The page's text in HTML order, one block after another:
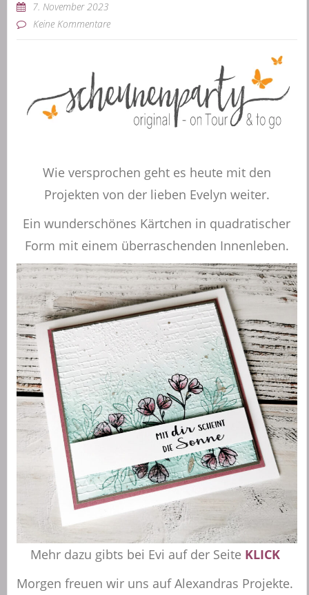
7. November 2023
Keine Kommentare
Wie versprochen geht es heute mit den
Projekten von der lieben Evelyn weiter.
Ein wunderschönes Kärtchen in quadratischer
Form mit einem überraschenden Innenleben.
Mehr dazu gibts bei Evi auf der Seite KLICK
Morgen freuen wir uns auf Alexandras Projekte.